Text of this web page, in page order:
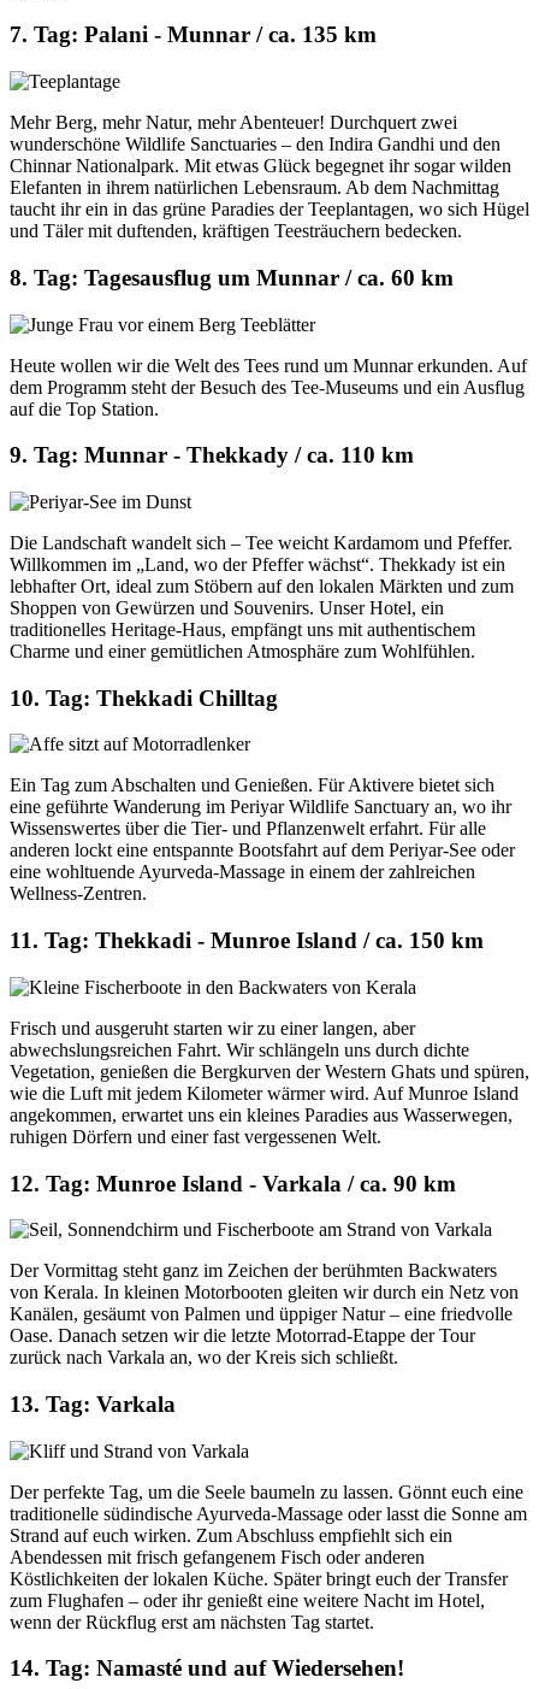
7. Tag: Palani - Munnar / ca. 135 km
Mehr Berg, mehr Natur, mehr Abenteuer! Durchquert zwei
wunderschöne Wildlife Sanctuaries – den Indira Gandhi und den
Chinnar Nationalpark. Mit etwas Glück begegnet ihr sogar wilden
Elefanten in ihrem natürlichen Lebensraum. Ab dem Nachmittag
taucht ihr ein in das grüne Paradies der Teeplantagen, wo sich Hügel
und Täler mit duftenden, kräftigen Teesträuchern bedecken.
8. Tag: Tagesausflug um Munnar / ca. 60 km
Heute wollen wir die Welt des Tees rund um Munnar erkunden. Auf
dem Programm steht der Besuch des Tee-Museums und ein Ausflug
auf die Top Station.
9. Tag: Munnar - Thekkady / ca. 110 km
Die Landschaft wandelt sich – Tee weicht Kardamom und Pfeffer.
Willkommen im „Land, wo der Pfeffer wächst“. Thekkady ist ein
lebhafter Ort, ideal zum Stöbern auf den lokalen Märkten und zum
Shoppen von Gewürzen und Souvenirs. Unser Hotel, ein
traditionelles Heritage-Haus, empfängt uns mit authentischem
Charme und einer gemütlichen Atmosphäre zum Wohlfühlen.
10. Tag: Thekkadi Chilltag
Ein Tag zum Abschalten und Genießen. Für Aktivere bietet sich
eine geführte Wanderung im Periyar Wildlife Sanctuary an, wo ihr
Wissenswertes über die Tier- und Pflanzenwelt erfahrt. Für alle
anderen lockt eine entspannte Bootsfahrt auf dem Periyar-See oder
eine wohltuende Ayurveda-Massage in einem der zahlreichen
Wellness-Zentren.
11. Tag: Thekkadi - Munroe Island / ca. 150 km
Frisch und ausgeruht starten wir zu einer langen, aber
abwechslungsreichen Fahrt. Wir schlängeln uns durch dichte
Vegetation, genießen die Bergkurven der Western Ghats und spüren,
wie die Luft mit jedem Kilometer wärmer wird. Auf Munroe Island
angekommen, erwartet uns ein kleines Paradies aus Wasserwegen,
ruhigen Dörfern und einer fast vergessenen Welt.
12. Tag: Munroe Island - Varkala / ca. 90 km
Der Vormittag steht ganz im Zeichen der berühmten Backwaters
von Kerala. In kleinen Motorbooten gleiten wir durch ein Netz von
Kanälen, gesäumt von Palmen und üppiger Natur – eine friedvolle
Oase. Danach setzen wir die letzte Motorrad-Etappe der Tour
zurück nach Varkala an, wo der Kreis sich schließt.
13. Tag: Varkala
Der perfekte Tag, um die Seele baumeln zu lassen. Gönnt euch eine
traditionelle südindische Ayurveda-Massage oder lasst die Sonne am
Strand auf euch wirken. Zum Abschluss empfiehlt sich ein
Abendessen mit frisch gefangenem Fisch oder anderen
Köstlichkeiten der lokalen Küche. Später bringt euch der Transfer
zum Flughafen – oder ihr genießt eine weitere Nacht im Hotel,
wenn der Rückflug erst am nächsten Tag startet.
14. Tag: Namasté und auf Wiedersehen!